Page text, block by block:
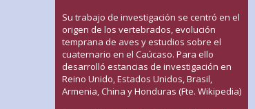
Su trabajo de investigación se centró en el
origen de los vertebrados, evolución
temprana de aves y estudios sobre el
cuaternario en el Caúcaso. Para ello
desarrolló estancias de investigación en
Reino Unido, Estados Unidos, Brasil,
Armenia, China y Honduras (Fte. Wikipedia)